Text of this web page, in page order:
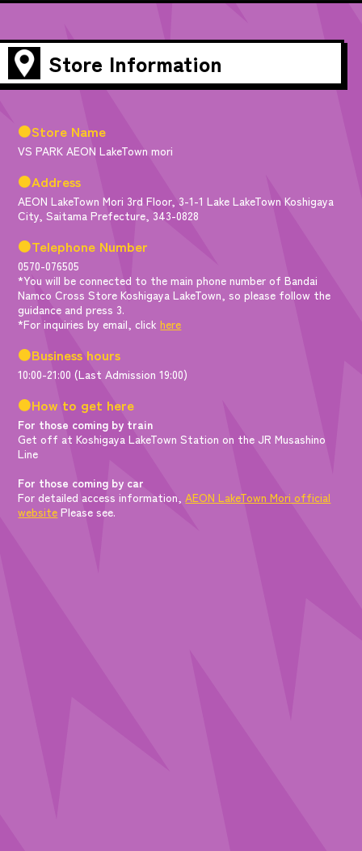
Store Information
●Store Name
VS PARK AEON LakeTown mori
●Address
AEON LakeTown Mori 3rd Floor, 3-1-1 Lake LakeTown Koshigaya
City, Saitama Prefecture, 343-0828
●Telephone Number
0570-076505
*You will be connected to the main phone number of Bandai
Namco Cross Store Koshigaya LakeTown, so please follow the
guidance and press 3.
*For inquiries by email, clickhere
●Business hours
10:00-21:00 (Last Admission 19:00)
●How to get here
For those coming by train
Get off at Koshigaya LakeTown Station on the JR Musashino
Line
For those coming by car
For detailed access information,AEON LakeTown Mori official
website Please see.